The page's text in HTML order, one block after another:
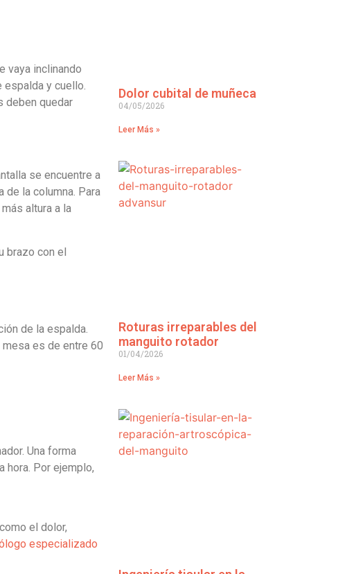
vaya inclinando
espalda y cuello.
deben quedar
se encuentre a
de la columna. Para
altura a la
brazo con el
de la espalda.
mesa es de entre 60
Una forma
hora. Por ejemplo,
el dolor,
especializado
Dolor cubital de muñeca
04/05/2026
Leer Más »
Roturas irreparables del
manguito rotador
01/04/2026
Leer Más »